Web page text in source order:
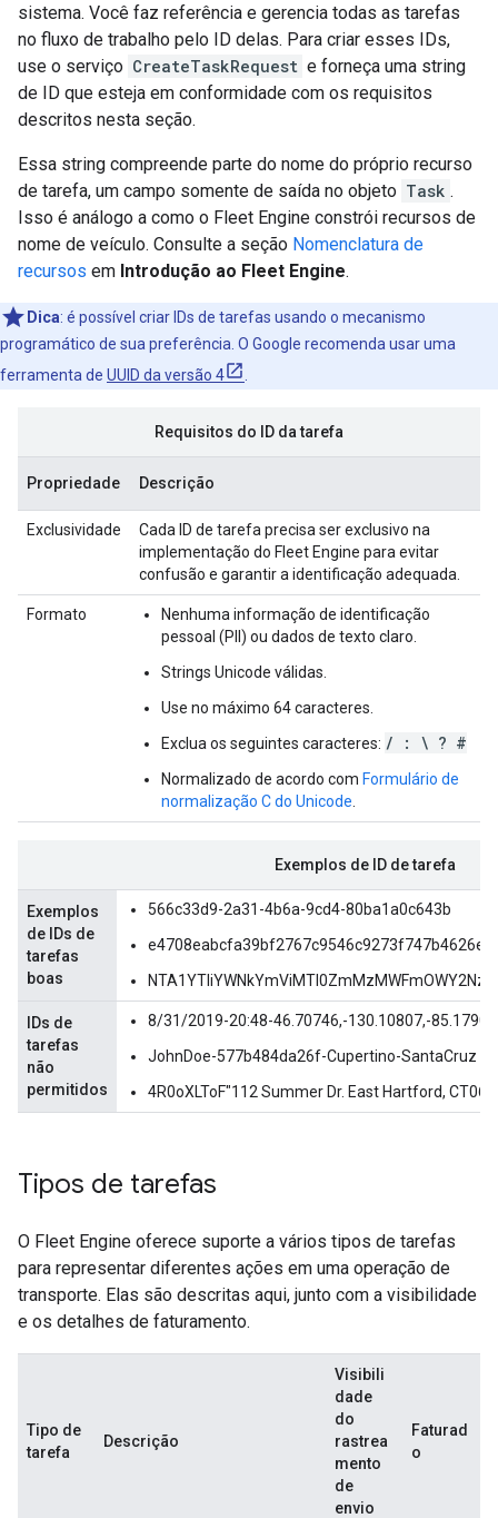
sistema. Você faz referência e gerencia todas as tarefas
no fluxo de trabalho pelo ID delas. Para criar esses IDs,
use o serviço CreateTaskRequest e forneça uma string
de ID que esteja em conformidade com os requisitos
descritos nesta seção.
Essa string compreende parte do nome do próprio recurso
de tarefa, um campo somente de saída no objeto Task .
Isso é análogo a como o Fleet Engine constrói recursos de
nome de veículo. Consulte a seção Nomenclatura de
recursos em Introdução ao Fleet Engine.
Dica: é possível criar IDs de tarefas usando o mecanismo
programático de sua preferência. O Google recomenda usar uma
ferramenta de UUID da versão 4
Requisitos do ID da tarefa
Propriedade Descrição
Exclusividade
Cada ID de tarefa precisa ser exclusivo na
implementação do Fleet Engine para evitar
confusão e garantir a identificação adequada.
Formato
Nenhuma informação de identificação
pessoal (PII) ou dados de texto claro.
Strings Unicode válidas.
Use no máximo 64 caracteres.
Exclua os seguintes caracteres: / : \ ? #
Normalizado de acordo com Formulário de
normalização C do Unicode
Exemplos de ID de tarefa
Exemplos
de IDs de
tarefas
boas
566c33d9-2a31-4b6a-9cd4-80ba1a0c643b
IDs de
tarefas
não
permitidos
8/31/2019-20:48-46.70746,-130.10807,-
JohnDoe-577b484da26f-Cupertino-SantaCruz
4R0oXLToF"112 Summer Dr. East Hartford,
Tipos de tarefas
O Fleet Engine oferece suporte a vários tipos de tarefas
para representar diferentes ações em uma operação de
transporte. Elas são descritas aqui, junto com a visibilidade
e os detalhes de faturamento.
Tipo de
tarefa
Descrição
Visibili
dade
do
rastrea
mento
de
envio
Faturad
o